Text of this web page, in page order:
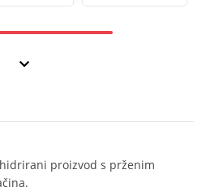
proizvod s prženim